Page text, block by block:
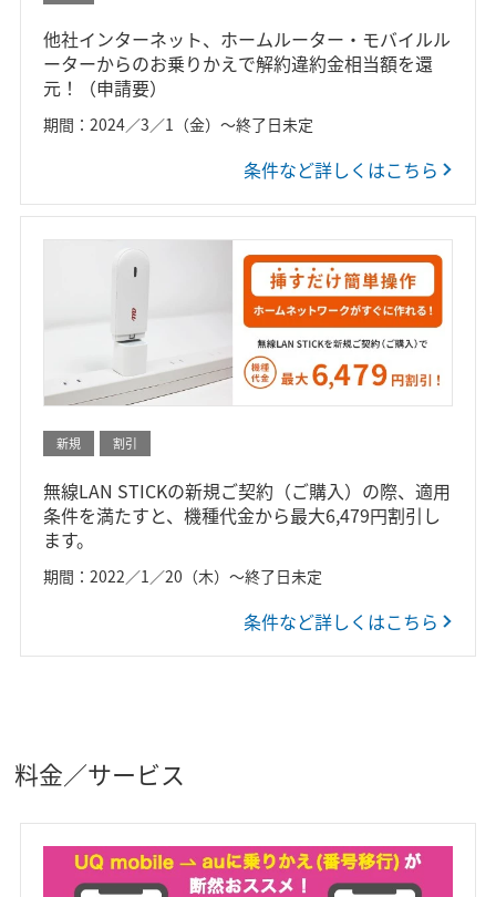
他社インターネット、ホームルーター・モバイルル
ーターからのお乗りかえで解約違約金相当額を還
元！（申請要）
期間：2024／3／1（金）～終了日未定
条件など詳しくはこちら
新規 割引
無線LAN STICKの新規ご契約（ご購入）の際、適用
条件を満たすと、機種代金から最大6,479円割引し
ます。
期間：2022／1／20（木）～終了日未定
条件など詳しくはこちら
料金／サービス